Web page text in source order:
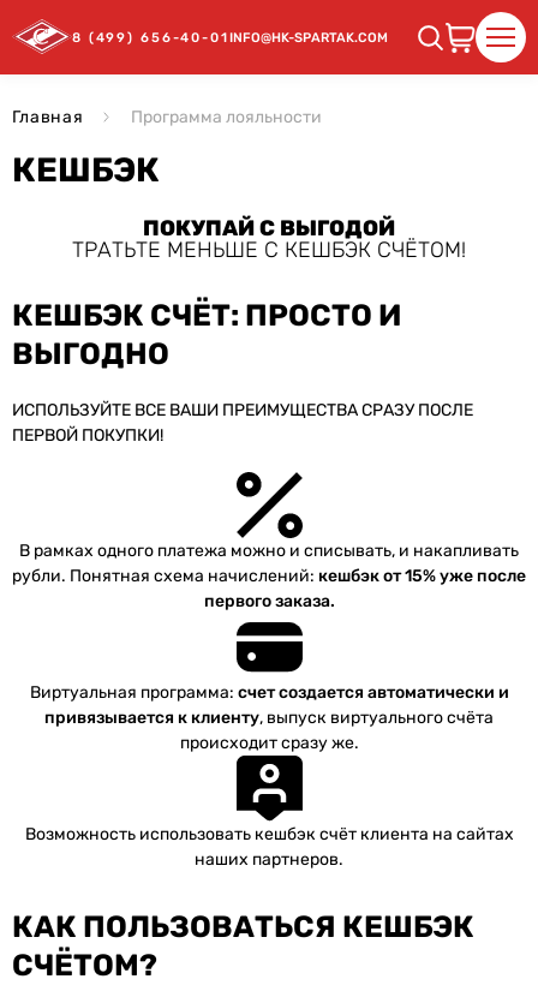
8 (499) 656-40-01INFO@HK-SPARTAK.COM
Главная Программа лояльности
КЕШБЭК
ПОКУПАЙ С ВЫГОДОЙ
ТРАТЬТЕ МЕНЬШЕ С КЕШБЭК СЧЁТОМ!
КЕШБЭК СЧЁТ: ПРОСТО И
ВЫГОДНО
ИСПОЛЬЗУЙТЕ ВСЕ ВАШИ ПРЕИМУЩЕСТВА СРАЗУ ПОСЛЕ
ПЕРВОЙ ПОКУПКИ!
В рамках одного платежа можно и списывать, и накапливать
рубли. Понятная схема начислений: кешбэк от 15% уже после
первого заказа.
Виртуальная программа: счет создается автоматически и
привязывается к клиенту, выпуск виртуального счёта
происходит сразу же.
Возможность использовать кешбэк счёт клиента на сайтах
наших партнеров.
КАК ПОЛЬЗОВАТЬСЯ КЕШБЭК
СЧЁТОМ?